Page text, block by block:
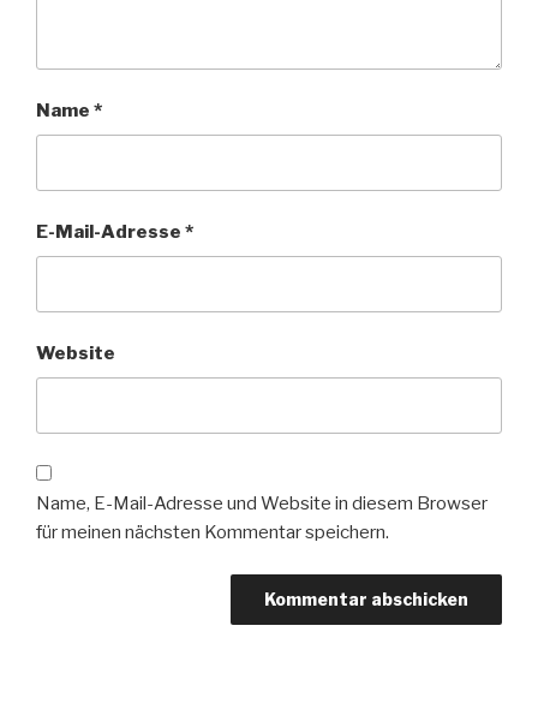
Name *
E-Mail-Adresse *
Website
Name, E-Mail-Adresse und Website in diesem Browser
für meinen nächsten Kommentar speichern.